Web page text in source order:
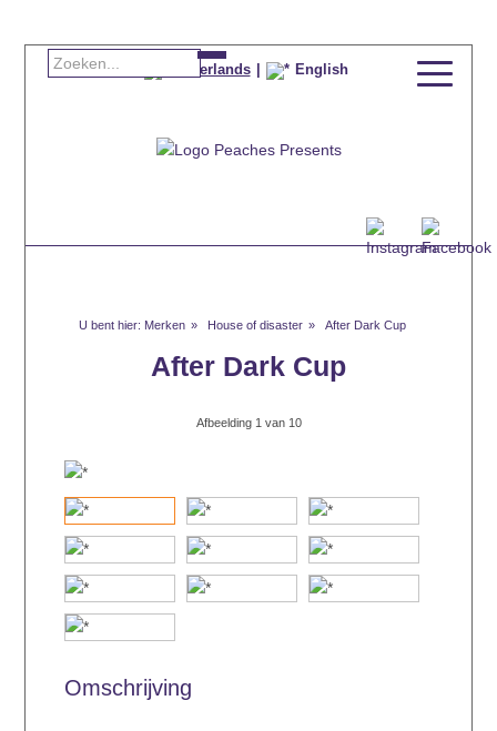
Nederlands English
Merken House of disaster After Dark Cup
After Dark Cup
Afbeelding 1 van 10
Omschrijving